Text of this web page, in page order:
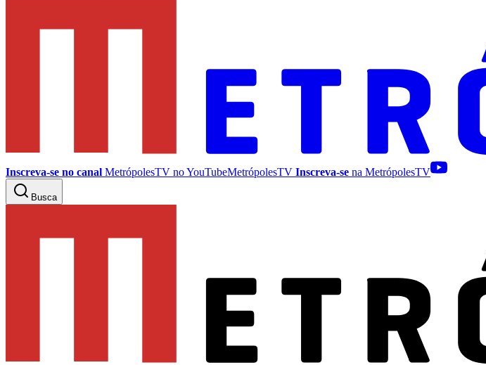
Inscreva-se no canal MetrópolesTV noYouTubeMetrópolesTV Inscreva-se na MetrópolesTV
Busca